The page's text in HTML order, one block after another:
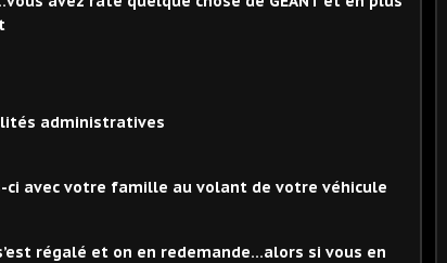
administratives
ci avec votre famille au volant de votre véhicule
régalé et on en redemande…alors si vous en